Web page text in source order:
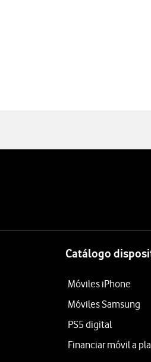
Catálogo
Móviles iPhone
Móviles Samsung
PS5 digital
Financiar móvil a